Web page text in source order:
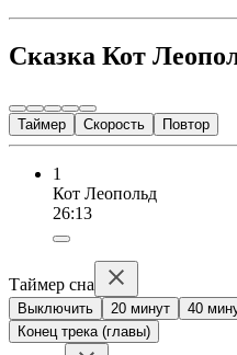
Сказка Кот
Таймер Скорость Повтор
1
Кот Леопольд
26:13
Таймер сна
Выключить 20 минут 40
Конец трека (главы)